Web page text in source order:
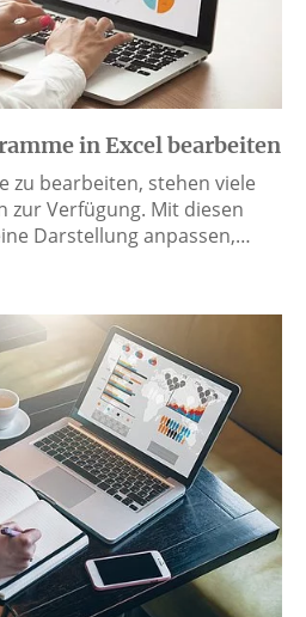
in Excel bearbeiten
zu bearbeiten, stehen viele
zur Verfügung. Mit diesen
Darstellung anpassen,…